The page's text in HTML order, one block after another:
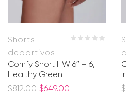
Shorts
deportivos
Comfy Short HW 6″ – 6,
Healthy Green
$812.00 $649.00 $